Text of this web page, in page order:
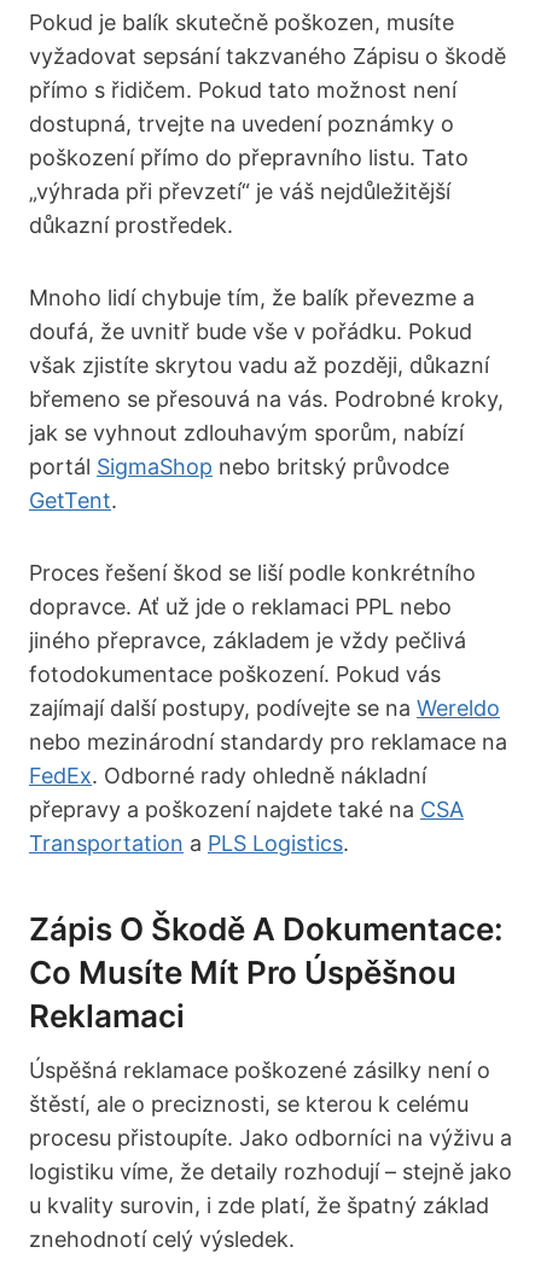
Pokud je balík skutečně poškozen, musíte
vyžadovat sepsání takzvaného Zápisu o škodě
přímo s řidičem. Pokud tato možnost není
dostupná, trvejte na uvedení poznámky o
poškození přímo do přepravního listu. Tato
„výhrada při převzetí“ je váš nejdůležitější
důkazní prostředek.
Mnoho lidí chybuje tím, že balík převezme a
doufá, že uvnitř bude vše v pořádku. Pokud
však zjistíte skrytou vadu až později, důkazní
břemeno se přesouvá na vás. Podrobné kroky,
jak se vyhnout zdlouhavým sporům, nabízí
portál SigmaShop nebo britský průvodce
GetTent.
Proces řešení škod se liší podle konkrétního
dopravce. Ať už jde o reklamaci PPL nebo
jiného přepravce, základem je vždy pečlivá
fotodokumentace poškození. Pokud vás
zajímají další postupy, podívejte se na Wereldo
nebo mezinárodní standardy pro reklamace na
FedEx. Odborné rady ohledně nákladní
přepravy a poškození najdete také na CSA
Transportation a PLS Logistics.
Zápis O Škodě A Dokumentace:
Co Musíte Mít Pro Úspěšnou
Reklamaci
Úspěšná reklamace poškozené zásilky není o
štěstí, ale o preciznosti, se kterou k celému
procesu přistoupíte. Jako odborníci na výživu a
logistiku víme, že detaily rozhodují – stejně jako
u kvality surovin, i zde platí, že špatný základ
znehodnotí celý výsledek.